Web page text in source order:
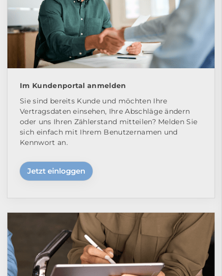
Im Kundenportal anmelden
Sie sind bereits Kunde und möchten Ihre
Vertragsdaten einsehen, Ihre Abschläge ändern
oder uns Ihren Zählerstand mitteilen? Melden Sie
sich einfach mit Ihrem Benutzernamen und
Kennwort an.
Jetzt einloggen